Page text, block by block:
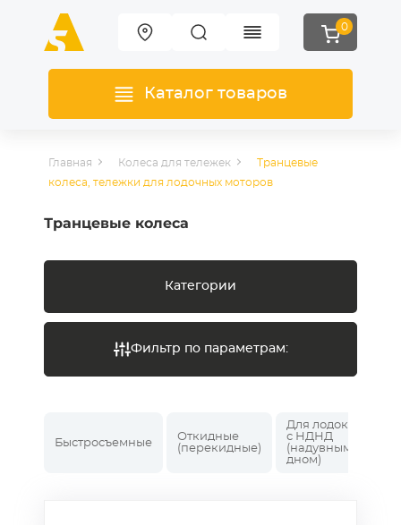
0
Каталог товаров
Главная Колеса для тележек
Транцевые
колеса, тележки для лодочных моторов
Транцевые колеса
Категории
Фильтр по параметрам:
Быстросъемные
Откидные
(перекидные)
Для лодок
с НДНД
(надувным
дном)